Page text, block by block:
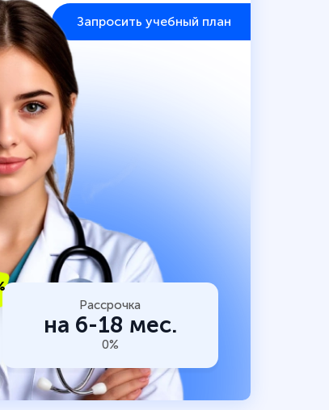
Запросить учебный план
Рассрочка
на 6-18 мес.
0%